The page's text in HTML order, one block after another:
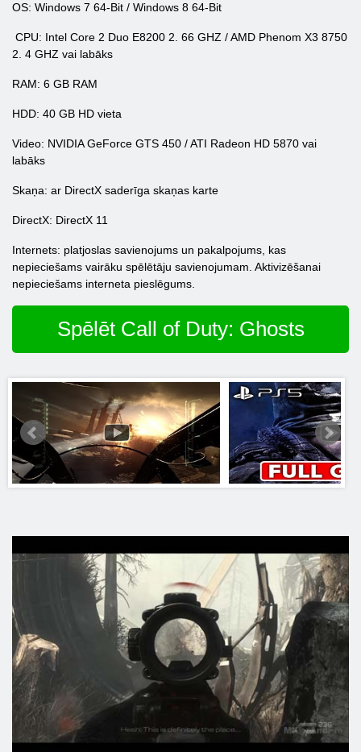
OS: Windows 7 64-Bit / Windows 8 64-Bit
CPU: Intel Core 2 Duo E8200 2. 66 GHZ / AMD Phenom X3 8750
2. 4 GHZ vai labāks
RAM: 6 GB RAM
HDD: 40 GB HD vieta
Video: NVIDIA GeForce GTS 450 / ATI Radeon HD 5870 vai
labāks
Skaņa: ar DirectX saderīga skaņas karte
DirectX: DirectX 11
Internets: platjoslas savienojums un pakalpojums, kas
nepieciešams vairāku spēlētāju savienojumam. Aktivizēšanai
nepieciešams interneta pieslēgums.
Spēlēt Call of Duty: Ghosts